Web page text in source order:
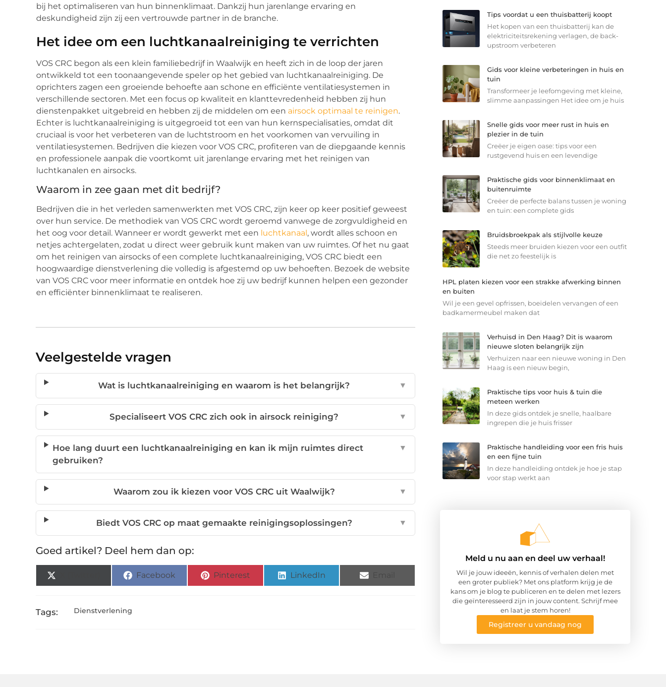
bij het optimaliseren van hun binnenklimaat. Dankzij hun jarenlange ervaring en
deskundigheid zijn zij een vertrouwde partner in de branche.
Het idee om een luchtkanaalreiniging te verrichten
VOS CRC begon als een klein familiebedrijf in Waalwijk en heeft zich in de loop der jaren
ontwikkeld tot een toonaangevende speler op het gebied van luchtkanaalreiniging. De
oprichters zagen een groeiende behoefte aan schone en efficiënte ventilatiesystemen in
verschillende sectoren. Met een focus op kwaliteit en klanttevredenheid hebben zij hun
dienstenpakket uitgebreid en hebben zij de middelen om een airsock optimaal te reinigen.
Echter is luchtkanaalreiniging is uitgegroeid tot een van hun kernspecialisaties, omdat dit
cruciaal is voor het verbeteren van de luchtstroom en het voorkomen van vervuiling in
ventilatiesystemen. Bedrijven die kiezen voor VOS CRC, profiteren van de diepgaande kennis
en professionele aanpak die voortkomt uit jarenlange ervaring met het reinigen van
luchtkanalen en airsocks.
Waarom in zee gaan met dit bedrijf?
Bedrijven die in het verleden samenwerkten met VOS CRC, zijn keer op keer positief geweest
over hun service. De methodiek van VOS CRC wordt geroemd vanwege de zorgvuldigheid en
het oog voor detail. Wanneer er wordt gewerkt met een luchtkanaal , wordt alles schoon en
netjes achtergelaten, zodat u direct weer gebruik kunt maken van uw ruimtes. Of het nu gaat
om het reinigen van airsocks of een complete luchtkanaalreiniging, VOS CRC biedt een
hoogwaardige dienstverlening die volledig is afgestemd op uw behoeften. Bezoek de website
van VOS CRC voor meer informatie en ontdek hoe zij uw bedrijf kunnen helpen een gezonder
en efficiënter binnenklimaat te realiseren.
Veelgestelde vragen
Wat is luchtkanaalreiniging en waarom is het belangrijk? ▼
Specialiseert VOS CRC zich ook in airsock reiniging? ▼
Hoe lang duurt een luchtkanaalreiniging en kan ik mijn ruimtes direct
gebruiken?
▼
Waarom zou ik kiezen voor VOS CRC uit Waalwijk? ▼
Biedt VOS CRC op maat gemaakte reinigingsoplossingen? ▼
Goed artikel? Deel hem dan op:
Facebook Pinterest LinkedIn
Tags: Dienstverlening
Tips voordat u een thuisbatterij koopt
Het kopen van een thuisbatterij kan de
elektriciteitsrekening verlagen, de back-
upstroom verbeteren
Gids voor kleine verbeteringen in huis en
tuin
Transformeer je leefomgeving met kleine,
slimme aanpassingen Het idee om je huis
Snelle gids voor meer rust in huis en
plezier in de tuin
Creëer je eigen oase: tips voor een
rustgevend huis en een levendige
Praktische gids voor binnenklimaat en
buitenruimte
Creëer de perfecte balans tussen je woning
en tuin: een complete gids
Bruidsbroekpak als stijlvolle keuze
Steeds meer bruiden kiezen voor een outfit
die net zo feestelijk is
HPL platen kiezen voor een strakke afwerking binnen
en buiten
Wil je een gevel opfrissen, boeidelen vervangen of een
badkamermeubel maken dat
Verhuisd in Den Haag? Dit is waarom
nieuwe sloten belangrijk zijn
Verhuizen naar een nieuwe woning in Den
Haag is een nieuw begin,
Praktische tips voor huis & tuin die
meteen werken
In deze gids ontdek je snelle, haalbare
ingrepen die je huis frisser
Praktische handleiding voor een fris huis
en een fijne tuin
In deze handleiding ontdek je hoe je stap
voor stap werkt aan
Meld u nu aan en deel uw verhaal!
Wil je jouw ideeën, kennis of verhalen delen met
een groter publiek? Met ons platform krijg je de
kans om je blog te publiceren en te delen met lezers
die geïnteresseerd zijn in jouw content. Schrijf mee
en laat je stem horen!
Registreer u vandaag nog